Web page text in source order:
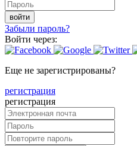
войти
Забыли пароль?
Войти через:
Еще не зарегистрированы?
регистрация
регистрация